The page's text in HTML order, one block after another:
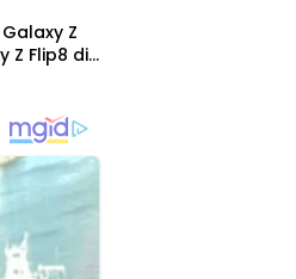
Z
Z Flip8 di